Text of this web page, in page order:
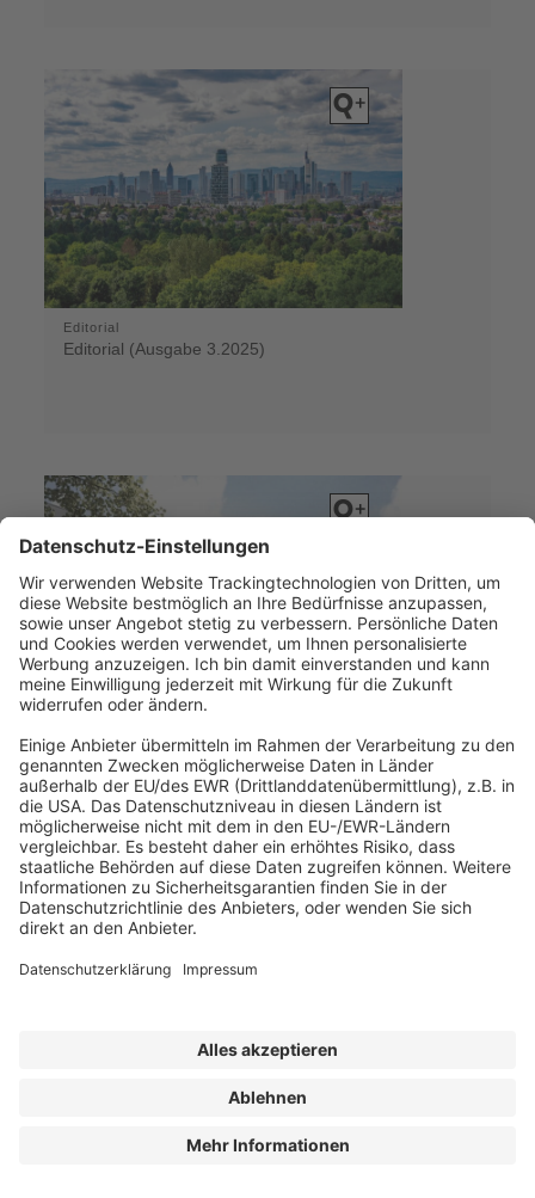
Editorial
Editorial (Ausgabe 3.2025)
Pilotprojekt für sozial-ökologisches Bauen
– TYPENHAUSeco
Mehr zu Städtebau &
Quartiersentwicklung